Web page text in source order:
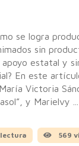
se logra
sin
estatal y
En este
Victoria
y Marielvy ...
569